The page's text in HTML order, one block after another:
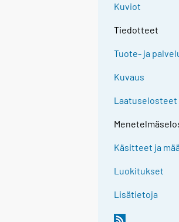
Kuviot
Tiedotteet
Tuote- ja
Kuvaus
Laatuselosteet
Käsitteet ja
Luokitukset
Lisätietoja